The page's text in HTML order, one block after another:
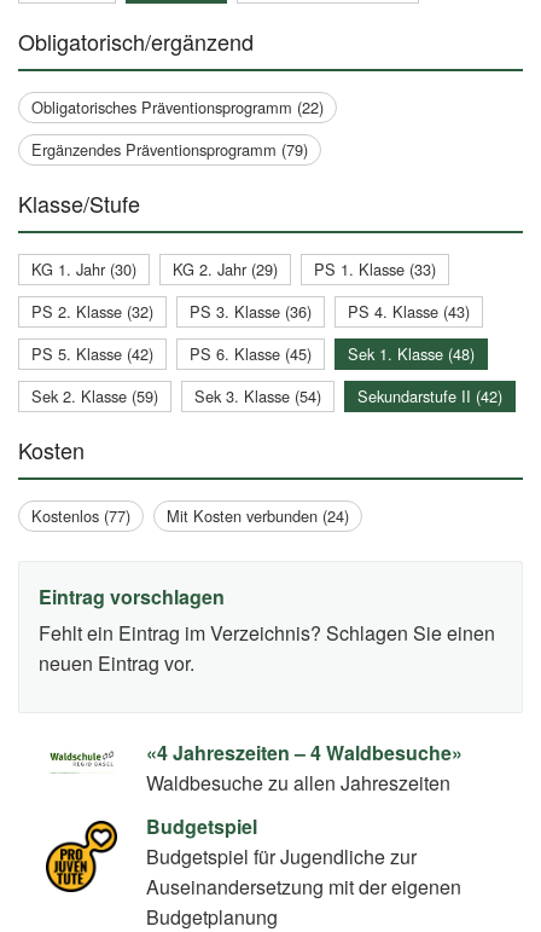
«4 Jahreszeiten – 4 Waldbesuche»
Waldbesuche zu allen Jahreszeiten
Budgetspiel
Budgetspiel für Jugendliche zur
Auseinandersetzung mit der eigenen
Budgetplanung
Obligatorisch/ergänzend
Obligatorisches Präventionsprogramm (22)
Ergänzendes Präventionsprogramm (79)
Klasse/Stufe
KG 1. Jahr (30) KG 2. Jahr (29)
PS 1. Klasse (33)
PS 2. Klasse (32)
PS 3. Klasse (36)
PS 4. Klasse (43)
PS 5. Klasse (42)
PS 6. Klasse (45)
Sek 1. Klasse (48)
Sek 2. Klasse (59)
Sek 3. Klasse (54) Sekundarstufe II (42)
Kosten
Kostenlos (77) Mit Kosten verbunden (24)
Eintrag vorschlagen
Fehlt ein Eintrag im Verzeichnis? Schlagen Sie einen
neuen Eintrag vor.